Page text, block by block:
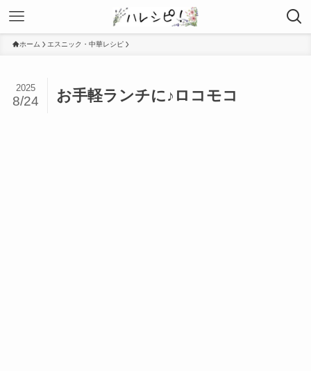
ホーム エスニック・中華レシピ
お手軽ランチに♪ロコモコ
2025
8/24